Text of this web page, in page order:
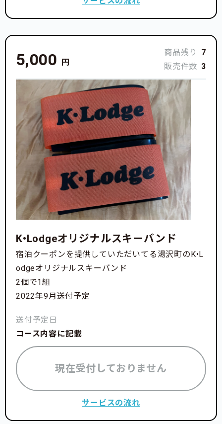
5,000 円
商品残り
7
販売件数 3
K•Lodgeオリジナルスキーバンド
宿泊クーポンを提供していただいてる湯沢町のK•L
odgeオリジナルスキーバンド
2個で1組
2022年9月送付予定
送付予定日
コース内容に記載
現在受付しておりません
サービスの流れ